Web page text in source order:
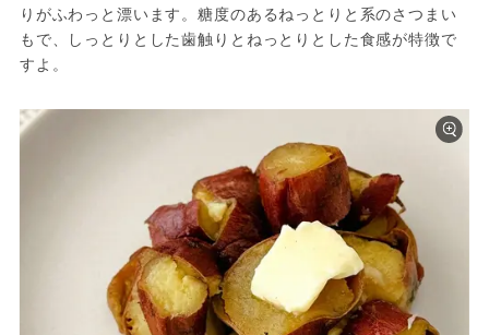
りがふわっと漂います。糖度のあるねっとりと系のさつまい
もで、しっとりとした歯触りとねっとりとした食感が特徴で
すよ。